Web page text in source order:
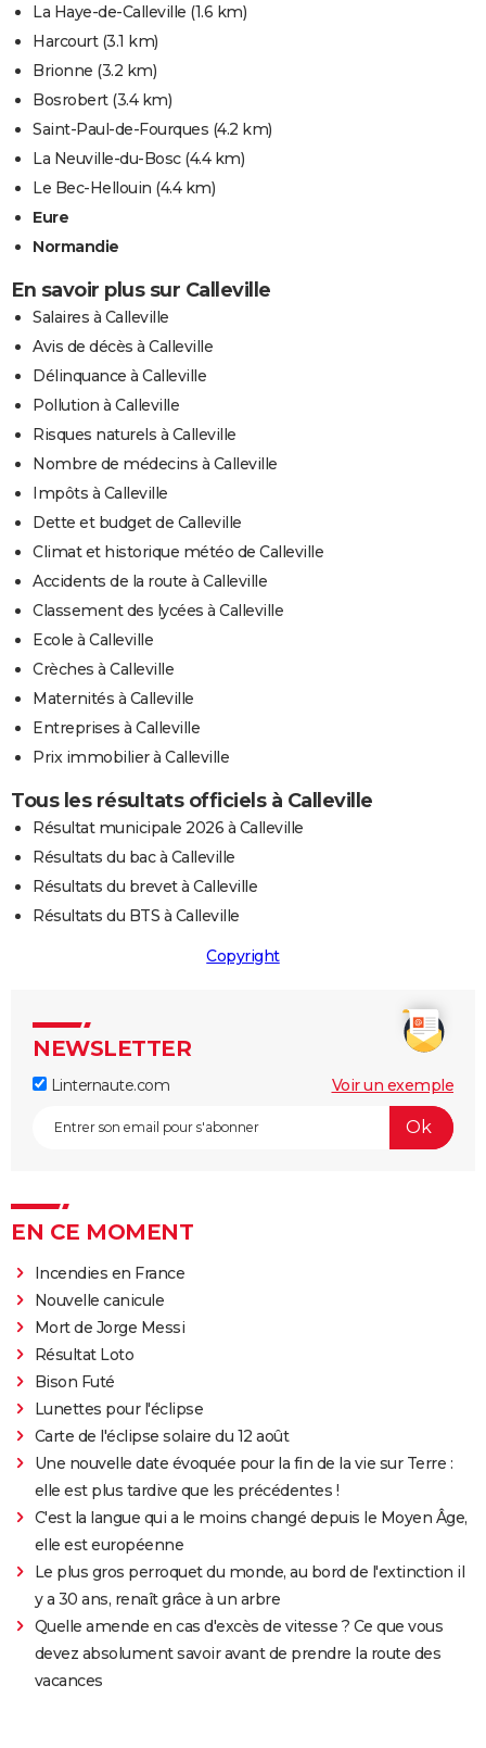
La Haye-de-Calleville (1.6 km)
Harcourt(3.1 km)
Brionne (3.2 km)
Bosrobert(3.4 km)
Saint-Paul-de-Fourques (4.2 km)
La Neuville-du-Bosc(4.4 km)
Le Bec-Hellouin (4.4 km)
Eure
Normandie
En savoir plus sur Calleville
Salaires à Calleville
Avis de décès à Calleville
Délinquance à Calleville
Pollution à Calleville
Risques naturels à Calleville
Nombre de médecins à Calleville
Impôts à Calleville
Dette et budget de Calleville
Climat et historique météo de Calleville
Accidents de la route à Calleville
Classement des lycées à Calleville
Ecole à Calleville
Crèches à Calleville
Maternités à Calleville
Entreprises à Calleville
Prix immobilier à Calleville
Tous les résultats officiels à Calleville
Résultat municipale 2026 à Calleville
Résultats du bac à Calleville
Résultats du brevet à Calleville
Résultats du BTS à Calleville
Copyright
NEWSLETTER
Linternaute.com Voir un exemple
EN CE MOMENT
Incendies en France
Nouvelle canicule
Mort de Jorge Messi
Résultat Loto
Bison Futé
Lunettes pour l'éclipse
Carte de l'éclipse solaire du 12 août
Une nouvelle date évoquée pour la fin de la vie sur Terre :
elle est plus tardive que les précédentes !
C'est la langue qui a le moins changé depuis le Moyen Âge,
elle est européenne
Le plus gros perroquet du monde, au bord de l'extinction il
y a 30 ans, renaît grâce à un arbre
Quelle amende en cas d'excès de vitesse ? Ce que vous
devez absolument savoir avant de prendre la route des
vacances